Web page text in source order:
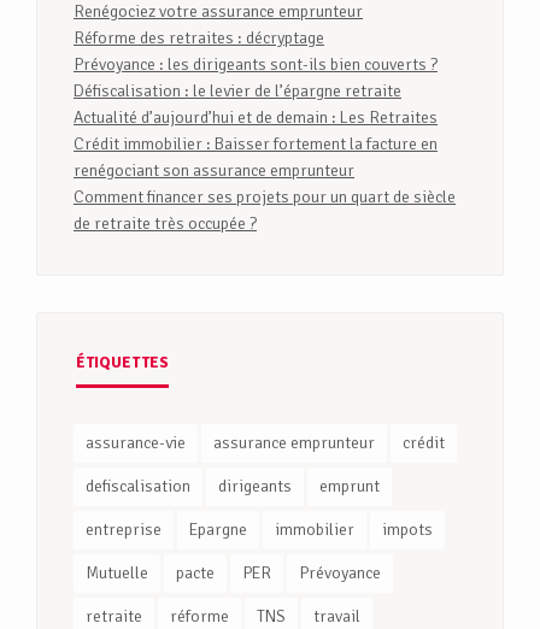
Renégociez votre assurance emprunteur
Réforme des retraites : décryptage
Prévoyance : les dirigeants sont-ils bien couverts ?
Défiscalisation : le levier de l’épargne retraite
Actualité d’aujourd’hui et de demain : Les Retraites
Crédit immobilier : Baisser fortement la facture en
renégociant son assurance emprunteur
Comment financer ses projets pour un quart de siècle
de retraite très occupée ?
ÉTIQUETTES
assurance-vie assurance emprunteur crédit
defiscalisation dirigeants emprunt
entreprise Epargne immobilier impots
Mutuelle pacte PER Prévoyance
retraite réforme TNS travail